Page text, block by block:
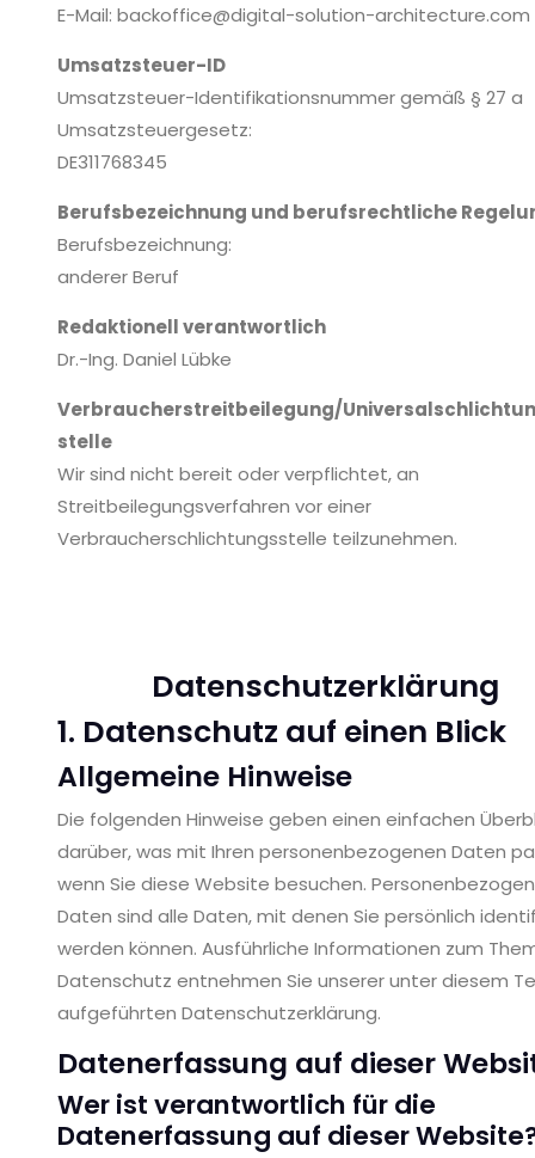
E-Mail: backoffice@digital-solution-architecture.com
Umsatzsteuer-ID
Umsatzsteuer-Identifikationsnummer gemäß § 27 a
Umsatzsteuergesetz:
DE311768345
Berufsbezeichnung und berufsrechtliche
Berufsbezeichnung:
anderer Beruf
Redaktionell verantwortlich
Dr.-Ing. Daniel Lübke
Verbraucher­streit­beilegung/
stelle
Wir sind nicht bereit oder verpflichtet, an
Streitbeilegungsverfahren vor einer
Verbraucherschlichtungsstelle teilzunehmen.
Datenschutz­erklärung
1. Datenschutz auf einen Blick
Allgemeine Hinweise
Die folgenden Hinweise geben einen einfachen
darüber, was mit Ihren personenbezogenen Daten
wenn Sie diese Website besuchen.
Daten sind alle Daten, mit denen Sie persönlich
werden können. Ausführliche Informationen zum
Datenschutz entnehmen Sie unserer unter diesem
aufgeführten Datenschutzerklärung.
Datenerfassung auf dieser
Wer ist verantwortlich für die
Datenerfassung auf dieser